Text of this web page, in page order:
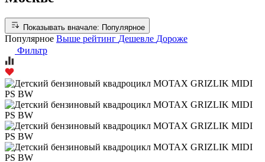
Показывать вначале: Популярное
Популярное Выше рейтинг Дешевле Дороже
Фильтр